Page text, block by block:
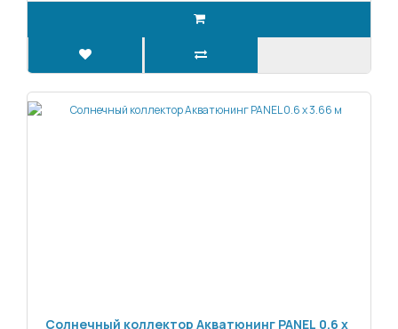
Солнечный коллектор Акватюнинг PANEL 0.6 x